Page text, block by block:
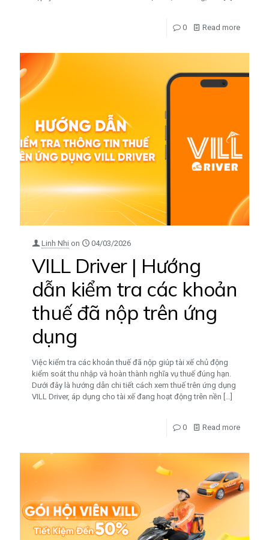
0 Read more
Linh Nhi on 04/03/2026
VILL Driver | Hướng
dẫn kiểm tra các khoản
thuế đã nộp trên ứng
dụng
Việc kiểm tra các khoản thuế đã nộp giúp tài xế chủ động
kiểm soát thu nhập và hoàn thành nghĩa vụ thuế đúng hạn.
Dưới đây là hướng dẫn chi tiết cách xem thuế trên ứng dụng
VILL Driver, áp dụng cho tài xế đang hoạt động trên nền […]
0 Read more